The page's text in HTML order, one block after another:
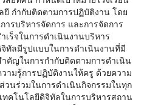
ยี กำกับติดตามการปฏิบัติงาน โดย
รบริหารจัดการ และการจัดการ
เร็จในการดำเนินงานบริหาร
ทัลมีรูปแบบในการดำเนินงานที่มี
คัญในการกำกับติดตามการดำเนิน
ามรู้การปฏิบัติงานให้ครู ด้วยความ
นร่วมในการดำเนินกิจกรรมในทุก
ทคโนโลยีดิจิทัลในการบริหารสถาน